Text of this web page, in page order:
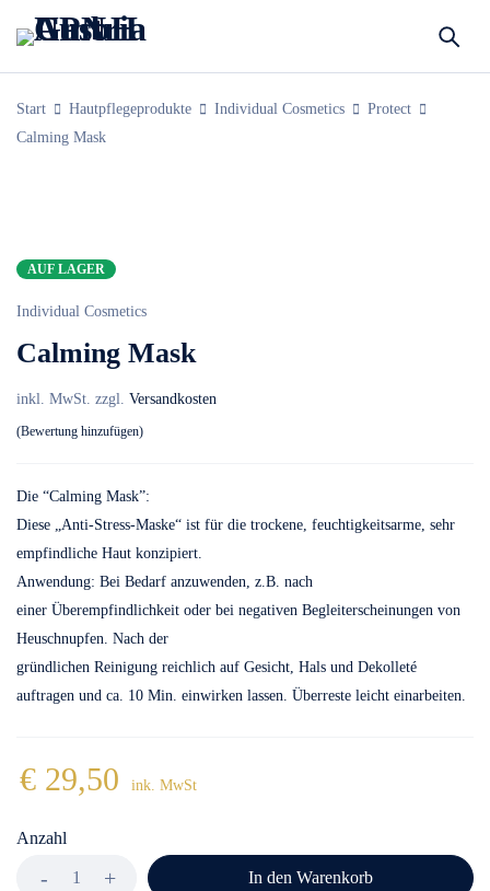
Start Hautpflegeprodukte Individual Cosmetics
Protect
Calming Mask
AUF LAGER
Individual Cosmetics
Calming Mask
inkl. MwSt. zzgl. Versandkosten
Bewertung hinzufügen
Die “Calming Mask”:
Diese „Anti-Stress-Maske“ ist für die trockene, feuchtigkeitsarme, sehr
empfindliche Haut konzipiert.
Anwendung: Bei Bedarf anzuwenden, z.B. nach
einer Überempfindlichkeit oder bei negativen Begleiterscheinungen von
Heuschnupfen. Nach der
gründlichen Reinigung reichlich auf Gesicht, Hals und Dekolleté
auftragen und ca. 10 Min. einwirken lassen. Überreste leicht einarbeiten.
€ 29,50 ink. MwSt
Anzahl
In den Warenkorb